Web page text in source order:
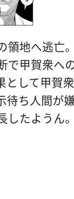
領地へ逃
で甲賀衆へ
として甲賀
ち人間が
たようん。